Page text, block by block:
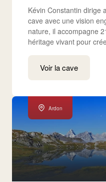
Kévin Constantin dirige
cave avec une vision
nature, il accompagne
héritage vivant pour
Voir la cave
Ardon